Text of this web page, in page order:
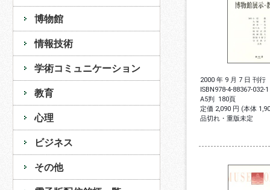
博物館
情報技術
学術コミュニケーション
教育
心理
ビジネス
その他
2000 年 9 月 7 日 刊行
ISBN978-4-88367-032-1
A5判 180頁
定価 2,090 円 (本体
品切れ・重版未定